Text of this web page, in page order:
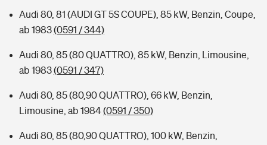
Audi 80, 81 (AUDI GT 5S COUPE), 85 kW, Benzin, Coupe,
ab 1983(0591 / 344)
Audi 80, 85 (80 QUATTRO), 85 kW, Benzin, Limousine,
ab 1983(0591 / 347)
Audi 80, 85 (80,90 QUATTRO), 66 kW, Benzin,
Limousine, ab 1984(0591 / 350)
Audi 80, 85 (80,90 QUATTRO), 100 kW, Benzin,